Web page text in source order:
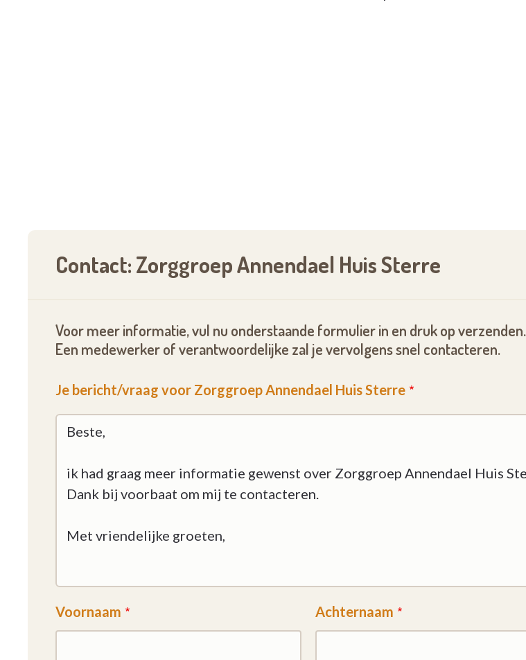
Contact: Zorggroep Annendael Huis Sterre
Voor meer informatie, vul nu onderstaande formulier in en druk op verzenden.
Een medewerker of verantwoordelijke zal je vervolgens snel contacteren.
Je bericht/vraag voor Zorggroep Annendael Huis Sterre
Voornaam Achternaam